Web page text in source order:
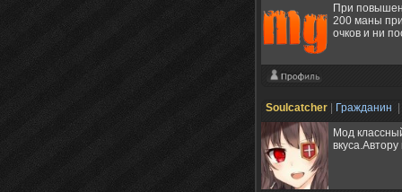
При
200 маны
очков и ни
Soulcatcher Гражданин
Мод